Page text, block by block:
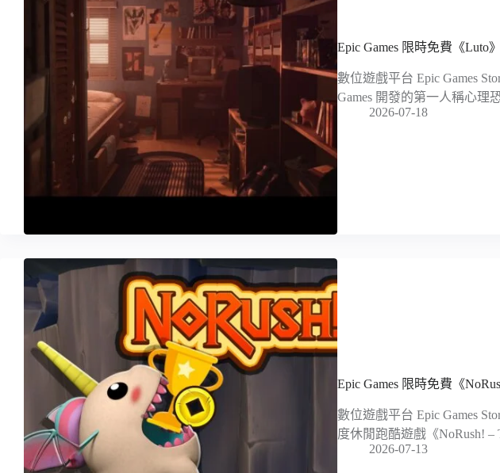
Epic Games 限時免費《
數位遊戲平台 Epic Games
Games 開發的第一人稱心理
2026-07-18
Epic Games 限時免費《
數位遊戲平台 Epic Games
度休閒跑酷遊戲《NoRush!
2026-07-13